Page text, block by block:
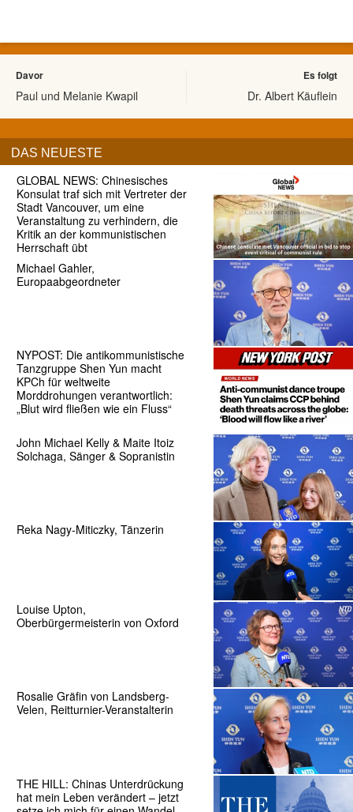
Davor
Paul und Melanie Kwapil
Es folgt
Dr. Albert Käuflein
DAS NEUESTE
GLOBAL NEWS: Chinesisches
Konsulat traf sich mit Vertreter der
Stadt Vancouver, um eine
Veranstaltung zu verhindern, die
Kritik an der kommunistischen
Herrschaft übt
Michael Gahler,
Europaabgeordneter
NYPOST: Die antikommunistische
Tanzgruppe Shen Yun macht
KPCh für weltweite
Morddrohungen verantwortlich:
„Blut wird fließen wie ein Fluss“
John Michael Kelly & Maite Itoiz
Solchaga, Sänger & Sopranistin
Reka Nagy-Miticzky, Tänzerin
Louise Upton,
Oberbürgermeisterin von Oxford
Rosalie Gräfin von Landsberg-
Velen, Reitturnier-Veranstalterin
THE HILL: Chinas Unterdrückung
hat mein Leben verändert – jetzt